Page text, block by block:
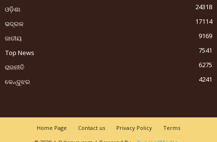
ଓଡ଼ିଶା
24318
ଭଦ୍ରକ
17114
ଜାତୀୟ
9169
Top News
7541
ରାଜନୀତି
6275
କେନ୍ଦୁଝର
4241
Home Page Contact us Privacy Policy
Terms